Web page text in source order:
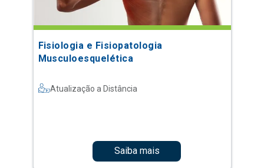
Fisiologia e Fisiopatologia
Musculoesquelética
Atualização a Distância
Saiba mais